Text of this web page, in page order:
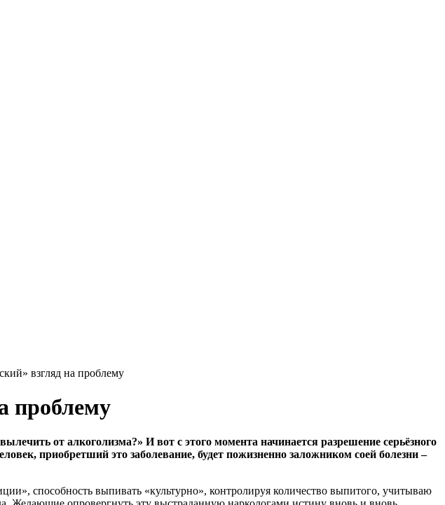
взгляд на проблему
проблему
вылечить от алкоголизма?» И вот с этого момента начинается разрешение серьёзного
приобретший это заболевание, будет пожизненно заложником соей болезни –
способность выпивать «культурно», контролируя количество выпитого, учитываю